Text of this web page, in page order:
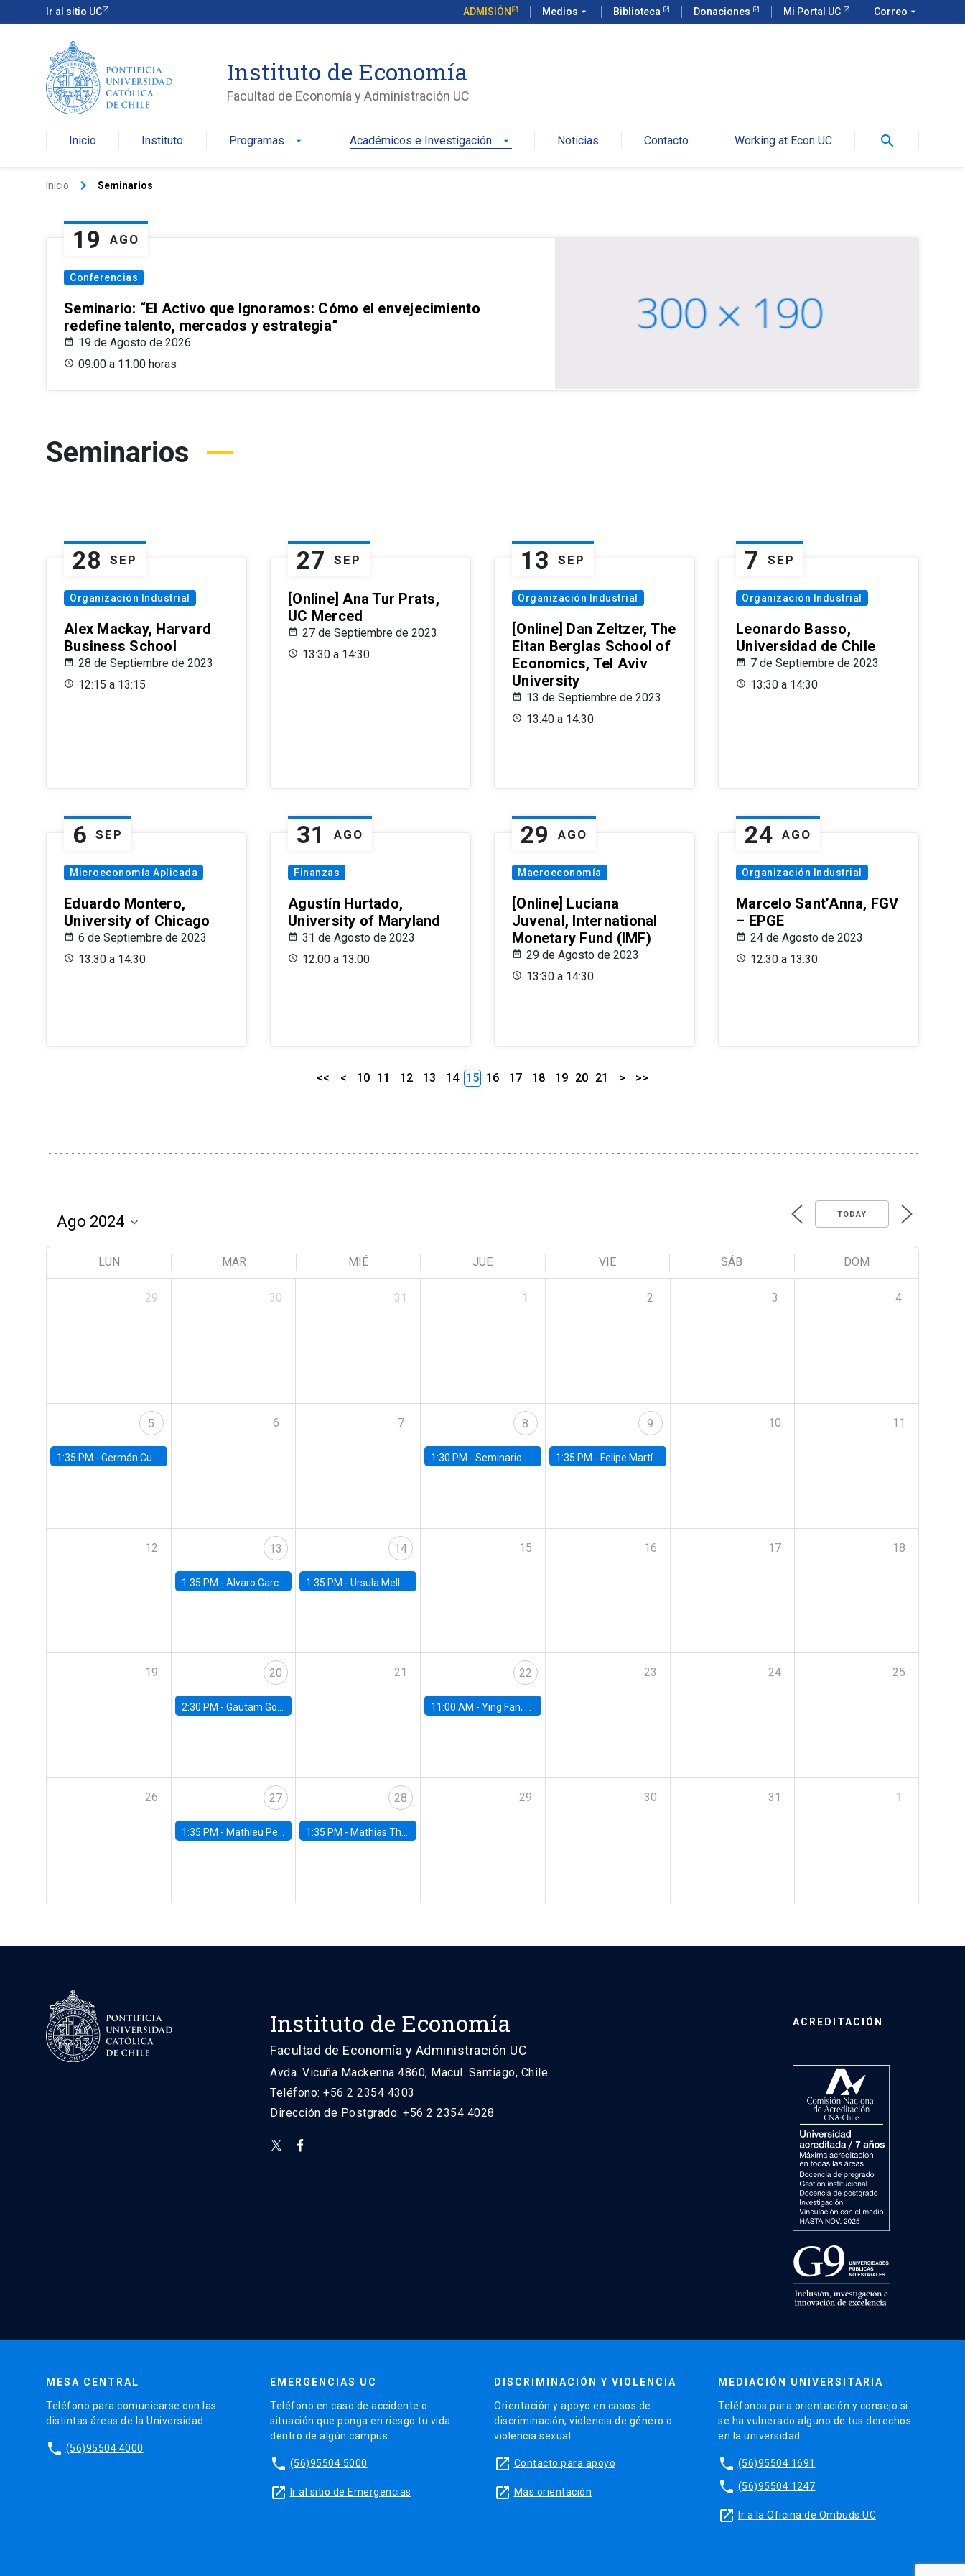
Ir al sitio UC ADMISIÓN Medios arrow_drop_down Biblioteca Donaciones Mi Portal UC Correo arrow_drop_down
Instituto de Economía
Facultad de Economía y Administración UC
Inicio Instituto Programas arrow_drop_down Académicos e Investigación arrow_drop_down Noticias Contacto Working at Econ UC search
Inicio keyboard_arrow_right Seminarios
19 AGO
Conferencias
Seminario: “El Activo que Ignoramos: Cómo el envejecimiento
redefine talento, mercados y estrategia”
19 de Agosto de 2026
09:00 a 11:00 horas
Seminarios
28 SEP
Organización Industrial
Alex Mackay, Harvard
Business School
28 de Septiembre de 2023
12:15 a 13:15
27 SEP
[Online] Ana Tur Prats,
UC Merced
27 de Septiembre de 2023
13:30 a 14:30
13 SEP
Organización Industrial
[Online] Dan Zeltzer, The
Eitan Berglas School of
Economics, Tel Aviv
University
13 de Septiembre de 2023
13:40 a 14:30
7 SEP
Organización Industrial
Leonardo Basso,
Universidad de Chile
7 de Septiembre de 2023
13:30 a 14:30
6 SEP
Microeconomía Aplicada
Eduardo Montero,
University of Chicago
6 de Septiembre de 2023
13:30 a 14:30
31 AGO
Finanzas
Agustín Hurtado,
University of Maryland
31 de Agosto de 2023
12:00 a 13:00
29 AGO
Macroeconomía
[Online] Luciana
Juvenal, International
Monetary Fund (IMF)
29 de Agosto de 2023
13:30 a 14:30
24 AGO
Organización Industrial
Marcelo Sant’Anna, FGV
– EPGE
24 de Agosto de 2023
12:30 a 13:30
<< < 10 11 12 13 14 15 16 17 18 19 20 21 > >>
TODAY
LUN MAR MIÉ JUE VIE SÁB DOM
29 30 31 1 2 3 4
5
1:35 PM - Germán Cubas, University of Houston
6 7 8
1:30 PM -Seminario: “Recuperando la humanidad para progresar en la era de la IA»
9
1:35 PM - Felipe Martínez, alumno Doctorado en Economía UC
10 11
12 13
1:35 PM - Alvaro Garcia-Marin, Universidad de Los Andes
14
1:35 PM -Ursula Mello, Insper - Institute of Education and Research
15 16 17 18
19 20
2:30 PM - Gautam Gowrisankaran, Columbia University
21 22
11:00 AM -Ying Fan, University of Michigan
23 24 25
26 27
1:35 PM - Mathieu Pedemonte, IDB
28
1:35 PM - Mathias Thoenig, University of Lausanne
29 30 31 1
Instituto de Economía
Facultad de Economía y Administración UC
Avda. Vicuña Mackenna 4860, Macul. Santiago, Chile
Teléfono: +56 2 2354 4303
Dirección de Postgrado: +56 2 2354 4028
ACREDITACIÓN
MESA CENTRAL
Teléfono para comunicarse con las
distintas áreas de la Universidad.
phone (56)95504 4000
EMERGENCIAS UC
Teléfono en caso de accidente o
situación que ponga en riesgo tu vida
dentro de algún campus.
phone (56)95504 5000
launch Ir al sitio de Emergencias
DISCRIMINACIÓN Y VIOLENCIA
Orientación y apoyo en casos de
discriminación, violencia de género o
violencia sexual.
launch Contacto para apoyo
launch Más orientación
MEDIACIÓN UNIVERSITARIA
Teléfonos para orientación y consejo si
se ha vulnerado alguno de tus derechos
en la universidad.
phone (56)95504 1691
phone (56)95504 1247
launch Ir a la Oficina de Ombuds UC